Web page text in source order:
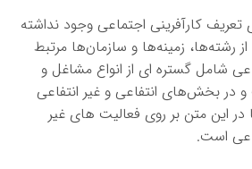
تعریف کارآفرینی اجتماعی وجود نداشته
رشته‌ها، زمینه‌ها و سازمان‌ها مرتبط
شامل گستره ای از انواع مشاغل و
در بخش‌های انتفاعی و غیر انتفاعی
در این متن بر روی فعالیت های غیر
است.